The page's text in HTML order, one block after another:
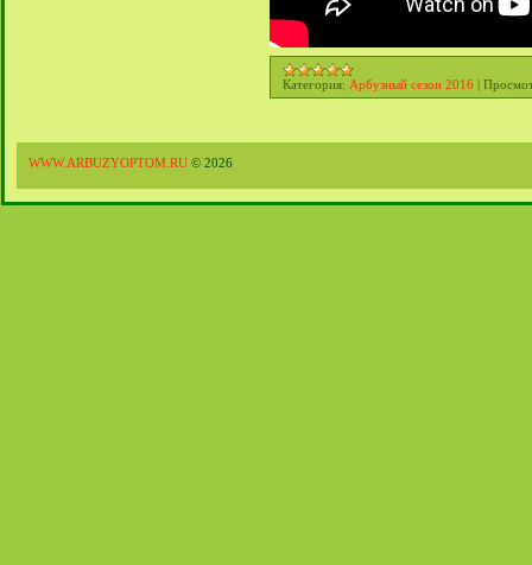
Категория: Арбузный сезон 2016 |
WWW.ARBUZYOPTOM.RU © 2026